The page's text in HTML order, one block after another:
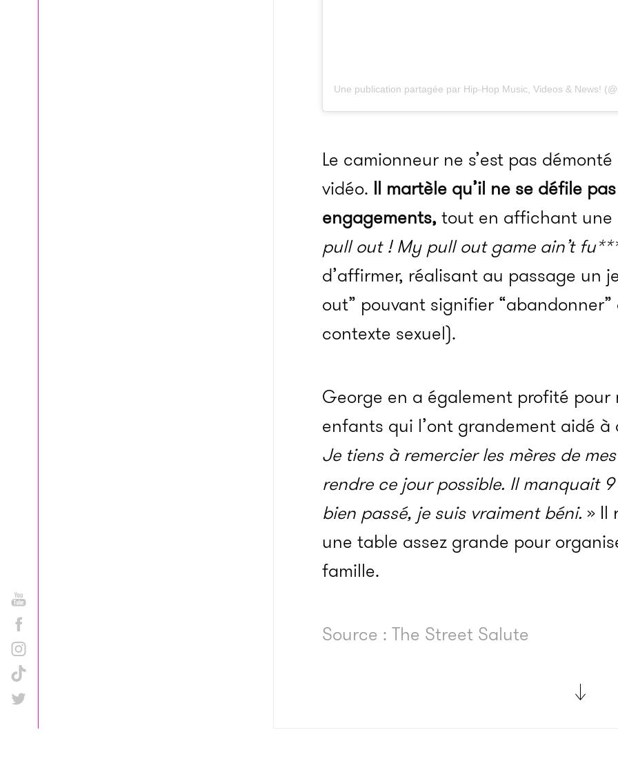
Le camionneur ne s’est pas
vidéo. Il martèle qu’il ne se défile
engagements, tout en affichant une
pull out ! My pull out game ain’t
d’affirmer, réalisant au passage un
out” pouvant signifier
contexte sexuel).
George en a également profité pour
enfants qui l’ont grandement aidé
Je tiens à remercier les mères de
rendre ce jour possible. Il manquait
bien passé, je suis vraiment béni. » Il
une table assez grande pour
famille.
Source : The Street Salute